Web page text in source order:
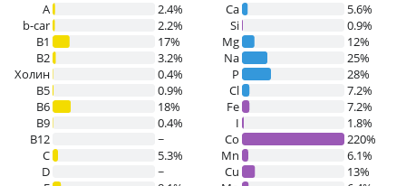
A
2.4%
b-car
2.2%
В1
17%
B2
3.2%
Холин
0.4%
B5
0.9%
B6
18%
B9
0.4%
B12
~
C
5.3%
D
~
Ca
5.6%
Si
0.9%
Mg
12%
Na
25%
P
28%
Cl
7.2%
Fe
7.2%
I
1.8%
Co
220%
Mn
6.1%
Cu
13%